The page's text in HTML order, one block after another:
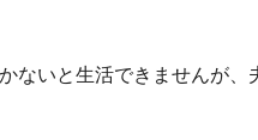
ないと生活できませんが